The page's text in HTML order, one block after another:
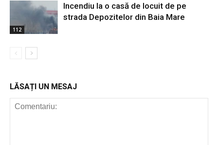
112
Incendiu la o casă de locuit de pe
strada Depozitelor din Baia Mare
LĂSAȚI UN MESAJ